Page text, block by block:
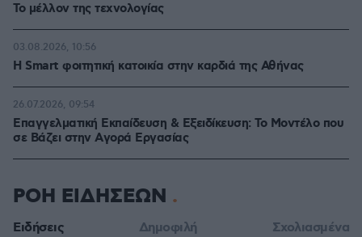
Το μέλλον της τεχνολογίας
Η Smart φοιτητική κατοικία στην καρδιά της Αθήνας
03.08.2026, 10:56
Επαγγελματική Εκπαίδευση & Εξειδίκευση: Το Mοντέλο που
σε Bάζει στην Aγορά Eργασίας
26.07.2026, 09:54
ΡΟΗ ΕΙΔΗΣΕΩΝ
Ειδήσεις Δημοφιλή Σχολιασμένα